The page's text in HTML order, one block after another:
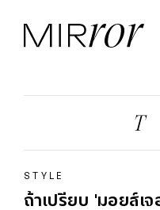
STYLE
ถ้าเปรียบ 'มอยส์เจ